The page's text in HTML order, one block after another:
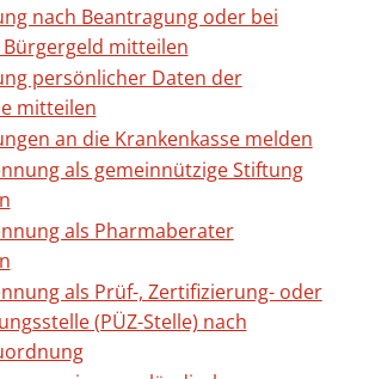
nach Beantragung oder bei
Bürgergeld mitteilen
persönlicher Daten der
mitteilen
an die Krankenkasse melden
als gemeinnützige Stiftung
als Pharmaberater
als Prüf-, Zertifizierung- oder
(PÜZ-Stelle) nach